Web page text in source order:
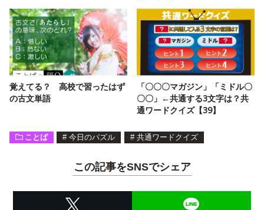
覚えてる？ 高校で習ったはず
の古文単語
「〇〇〇マガジン」「ミドル〇
〇〇」←共通する3文字は？共
通ワードクイズ【39】
ことば # 今日のパズル # 共通ワードクイズ
この記事をSNSでシェア